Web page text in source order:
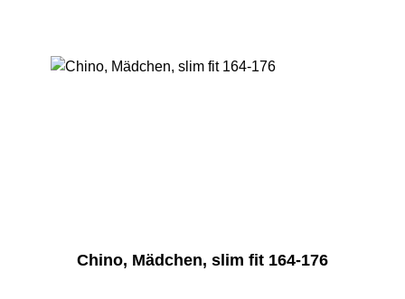
Chino, Mädchen, slim fit 164-176